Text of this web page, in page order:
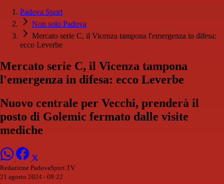
Padova Sport
Non solo Padova
Mercato serie C, il Vicenza tampona l'emergenza in difesa:
ecco Leverbe
Mercato serie C, il Vicenza tampona
l'emergenza in difesa: ecco Leverbe
Nuovo centrale per Vecchi, prenderà il
posto di Golemic fermato dalle visite
mediche
Redazione PadovaSport.TV
21 agosto 2024 - 09:22